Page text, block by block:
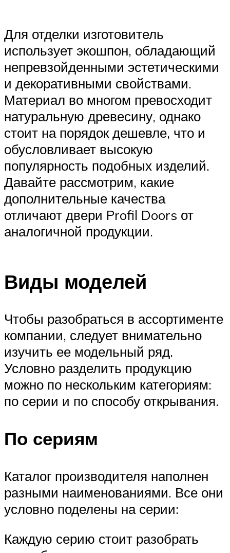
Для отделки изготовитель
использует экошпон, обладающий
непревзойденными эстетическими
и декоративными свойствами.
Материал во многом превосходит
натуральную древесину, однако
стоит на порядок дешевле, что и
обусловливает высокую
популярность подобных изделий.
Давайте рассмотрим, какие
дополнительные качества
отличают двери Profil Doors от
аналогичной продукции.
Виды моделей
Чтобы разобраться в ассортименте
компании, следует внимательно
изучить ее модельный ряд.
Условно разделить продукцию
можно по нескольким категориям:
по серии и по способу открывания.
По сериям
Каталог производителя наполнен
разными наименованиями. Все они
условно поделены на серии:
Каждую серию стоит разобрать